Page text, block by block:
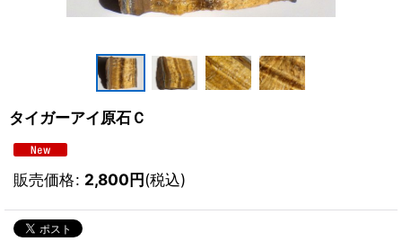
タイガーアイ原石Ｃ
販売価格: 2,800円(税込)